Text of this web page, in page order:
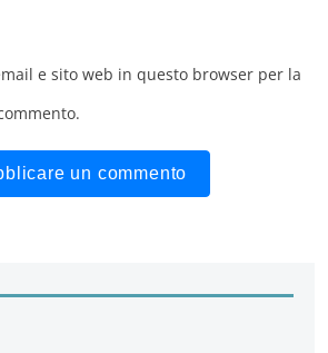
e sito web in questo browser per la